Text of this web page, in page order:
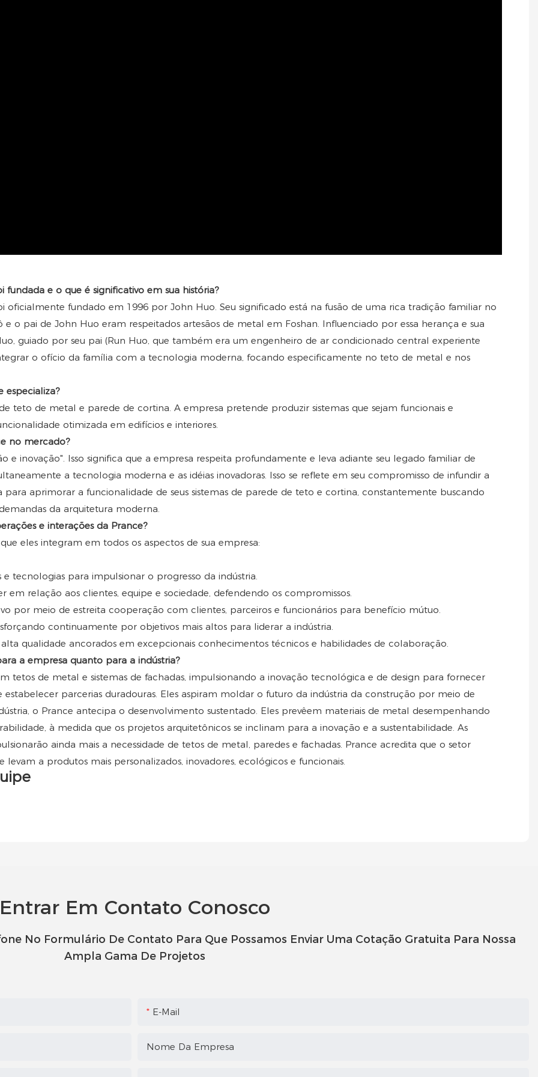
e o que é significativo em sua história?
fundado em 1996 por John Huo. Seu significado está na fusão de uma rica tradição familiar no
o pai de John Huo eram respeitados artesãos de metal em Foshan. Influenciado por essa herança e sua
guiado por seu pai (Run Huo, que também era um engenheiro de ar condicionado central experiente
o ofício da família com a tecnologia moderna, focando especificamente no teto de metal e nos
especializa?
teto de metal e parede de cortina. A empresa pretende produzir sistemas que sejam funcionais e
otimizada em edifícios e interiores.
no mercado?
e inovação". Isso significa que a empresa respeita profundamente e leva adiante seu legado familiar de
a tecnologia moderna e as idéias inovadoras. Isso se reflete em seu compromisso de infundir a
aprimorar a funcionalidade de seus sistemas de parede de teto e cortina, constantemente buscando
da arquitetura moderna.
e interações da Prance?
eles integram em todos os aspectos de sua empresa:
tecnologias para impulsionar o progresso da indústria.
em relação aos clientes, equipe e sociedade, defendendo os compromissos.
por meio de estreita cooperação com clientes, parceiros e funcionários para benefício mútuo.
continuamente por objetivos mais altos para liderar a indústria.
qualidade ancorados em excepcionais conhecimentos técnicos e habilidades de colaboração.
a empresa quanto para a indústria?
tetos de metal e sistemas de fachadas, impulsionando a inovação tecnológica e de design para fornecer
estabelecer parcerias duradouras. Eles aspiram moldar o futuro da indústria da construção por meio de
o Prance antecipa o desenvolvimento sustentado. Eles prevêem materiais de metal desempenhando
à medida que os projetos arquitetônicos se inclinam para a inovação e a sustentabilidade. As
ainda mais a necessidade de tetos de metal, paredes e fachadas. Prance acredita que o setor
a produtos mais personalizados, inovadores, ecológicos e funcionais.
Em Contato Conosco
No Formulário De Contato Para Que Possamos Enviar Uma Cotação Gratuita Para Nossa
Ampla Gama De Projetos
E-Mail
Nome Da Empresa